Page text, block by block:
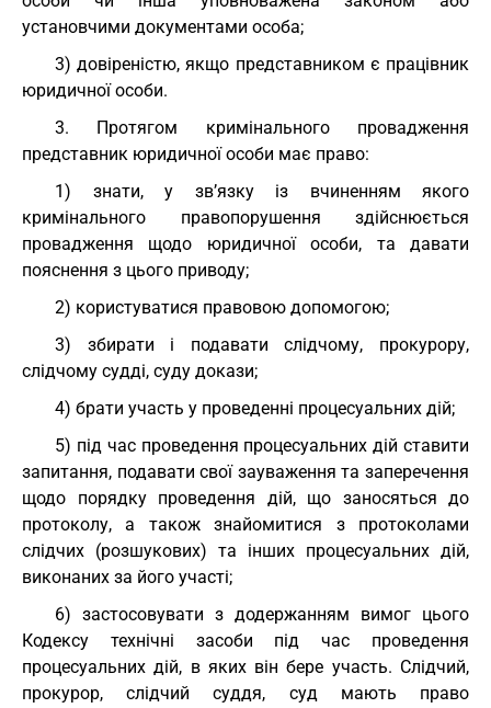
установчими документами особа;
3) довіреністю, якщо представником є працівник
юридичної особи.
3. Протягом кримінального провадження
представник юридичної особи має право:
1) знати, у зв’язку із вчиненням якого
кримінального правопорушення здійснюється
провадження щодо юридичної особи, та давати
пояснення з цього приводу;
2) користуватися правовою допомогою;
3) збирати і подавати слідчому, прокурору,
слідчому судді, суду докази;
4) брати участь у проведенні процесуальних дій;
5) під час проведення процесуальних дій ставити
запитання, подавати свої зауваження та заперечення
щодо порядку проведення дій, що заносяться до
протоколу, а також знайомитися з протоколами
слідчих (розшукових) та інших процесуальних дій,
виконаних за його участі;
6) застосовувати з додержанням вимог цього
Кодексу технічні засоби під час проведення
процесуальних дій, в яких він бере участь. Слідчий,
прокурор, слідчий суддя, суд мають право